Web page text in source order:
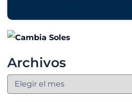
Archivos